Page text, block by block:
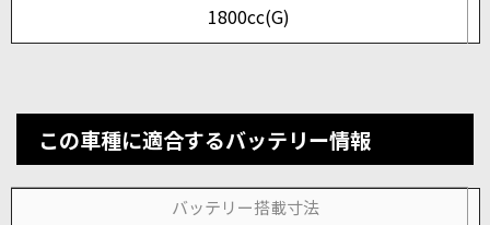
1800cc(G)
この車種に適合するバッテリー情報
バッテリー搭載寸法